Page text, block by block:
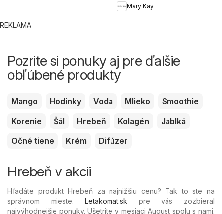
Mary Kay
REKLAMA
Pozrite si ponuky aj pre ďalšie
obľúbené produkty
Mango Hodinky Voda Mlieko
Smoothie
Korenie
Šál Hrebeň Kolagén
Jablká
Očné tiene
Krém Difúzer
Hrebeň v akcii
Hľadáte produkt Hrebeň za najnižšiu cenu? Tak to ste na
správnom mieste.Letakomat.sk pre vás zozbieral
najvýhodnejšie ponuky. Ušetrite v mesiaci August spolu s nami.